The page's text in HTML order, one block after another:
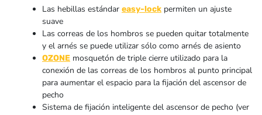
Las hebillas estándar easy-lock permiten un ajuste
suave
Las correas de los hombros se pueden quitar totalmente
y el arnés se puede utilizar sólo como arnés de asiento
OZONE mosquetón de triple cierre utilizado para la
conexión de las correas de los hombros al punto principal
para aumentar el espacio para la fijación del ascensor de
pecho
Sistema de fijación inteligente del ascensor de pecho (ver